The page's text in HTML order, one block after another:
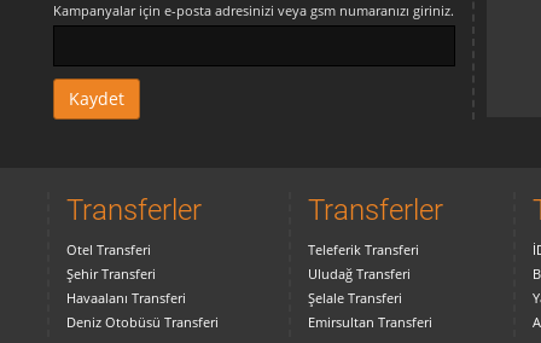
Kampanyalar için e-posta adresinizi veya gsm numaranızı giriniz.
Transferler
Otel Transferi
Şehir Transferi
Havaalanı Transferi
Deniz Otobüsü Transferi
Transferler
Teleferik Transferi
Uludağ Transferi
Şelale Transferi
Emirsultan Transferi